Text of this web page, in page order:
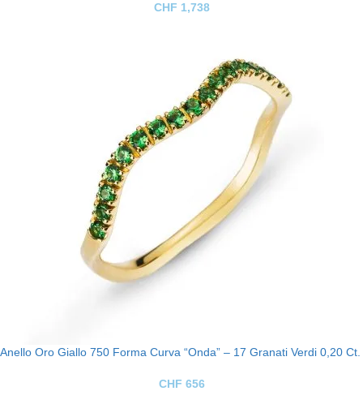
CHF 1,738
Anello Oro Giallo 750 Forma Curva “Onda” – 17 Granati Verdi 0,20 Ct.
CHF 656